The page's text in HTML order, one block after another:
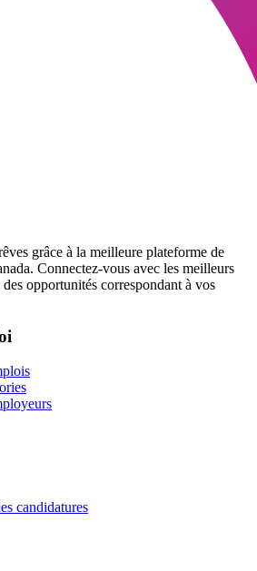
grâce à la meilleure plateforme de
Connectez-vous avec les meilleurs
opportunités correspondant à vos
candidatures